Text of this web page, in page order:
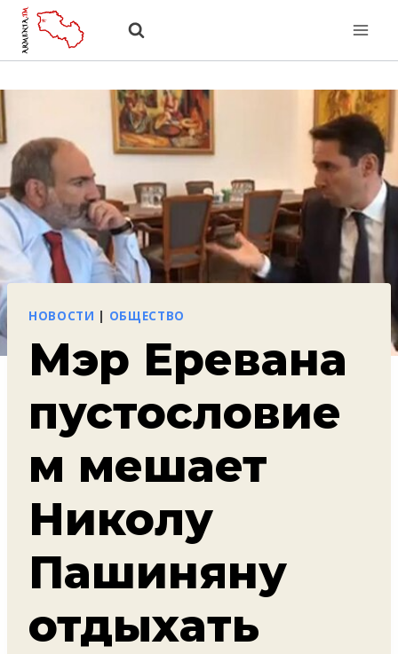
Перейти
НОВОСТИ ОБЩЕСТВО
Мэр Еревана
пустословие
м мешает
Николу
Пашиняну
отдыхать